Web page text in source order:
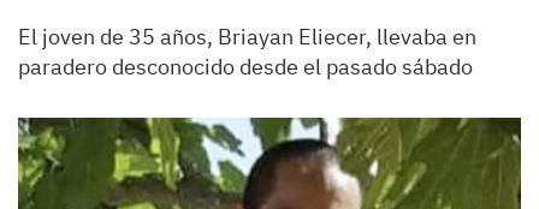
El joven de 35 años, Briayan Eliecer, llevaba en
paradero desconocido desde el pasado sábado